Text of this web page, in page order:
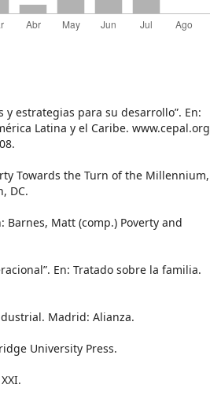
y estrategias para su desarrollo”. En:
Latina y el Caribe. www.cepal.org
Towards the Turn of the Millennium,
DC.
Barnes, Matt (comp.) Poverty and
En: Tratado sobre la familia.
Madrid: Alianza.
University Press.